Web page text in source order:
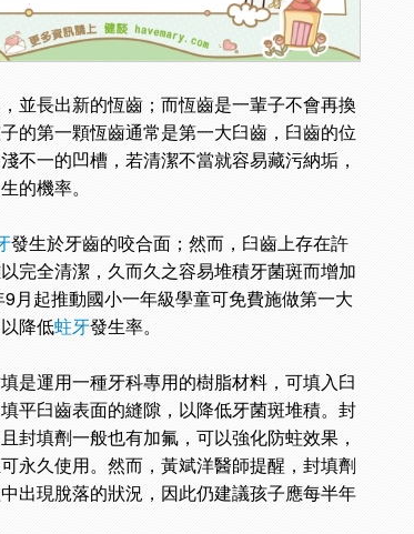
並長出新的恆齒；而恆齒是一輩子不會再換
的第一顆恆齒通常是第一大臼齒，臼齒的位
不一的凹槽，若清潔不當就容易藏污納垢，
的機率。
發生於牙齒的咬合面；然而，臼齒上存在許
完全清潔，久而久之容易堆積牙菌斑而增加
月起推動國小一年級學童可免費施做第一大
降低蛀牙發生率。
是運用一種牙科專用的樹脂材料，可填入臼
平臼齒表面的縫隙，以降低牙菌斑堆積。封
封填劑一般也有加氟，可以強化防蛀效果，
永久使用。然而，黃斌洋醫師提醒，封填劑
出現脫落的狀況，因此仍建議孩子應每半年